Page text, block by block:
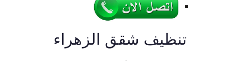
تنظيف شقق الزهراء